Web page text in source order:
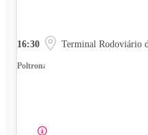
16:30 Terminal Rodoviário
Poltrona